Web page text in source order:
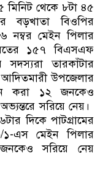
থেকে ৮টা ৪৫
বড়খাতা বিওপির
নম্বর মেইন পিলার
১৫৭ বিএসএফ
সদস্যরা তারকাঁটার
আদিতমারী উপজেলার
করা ১২ জনকেও
সরিয়ে নেয়।
দিকে পাটগ্রামের
১-এস মেইন পিলার
সরিয়ে নেয়